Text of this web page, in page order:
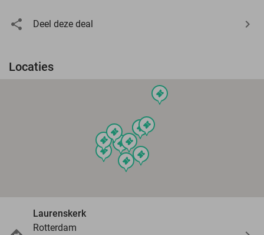
Deel deze deal
Locaties
events
events
events
events
events
events
events
events
eventsevents
events
Laurenskerk
Rotterdam